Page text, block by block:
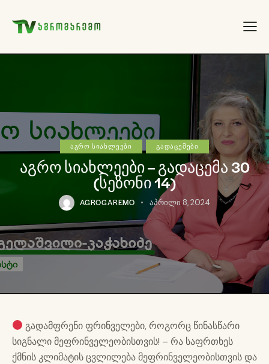
ᲐᲒᲠᲝ ᲡᲘᲐᲮᲚᲔᲔᲑᲘ ᲒᲐᲓᲐᲪᲔᲛᲔᲑᲘ
აგრო სიახლეები – გადაცემა 30
(სეზონი 14)
AGROGAREMO აპრილი 8, 2024
გადამფრენი ფრინველები, როგორც წინასწარი
სიგნალი მეფრინველეობისთვის! – რა საფრთხეს
ქმნის კლიმატის ცვლილება მეფრინველეობისთვის და